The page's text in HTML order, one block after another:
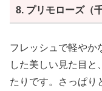
引用：SHINDO-LAB
と箱3ℓ（フルボト
す。
ボタニカルな青い
明るい色合いとチ
8. プリモローズ（
フレッシュで軽やか
した美しい見た目と
たりです。さっぱり